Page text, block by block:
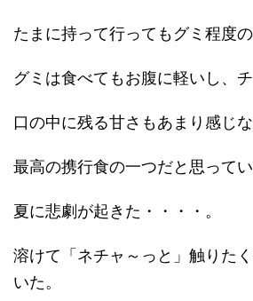
たまに持って行ってもグミ程度の
グミは食べてもお腹に軽いし、
口の中に残る甘さもあまり感じ
最高の携行食の一つだと思って
夏に悲劇が起きた・・・・。
溶けて「ネチャ～っと」触りた
いた。